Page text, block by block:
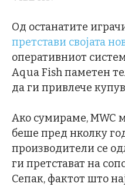
Од останатите
претстави својата
оперативниот
Aqua Fish паметен
да ги привлече
Ако сумираме, MWC
беше пред нколку
производители се
ги претстават на
Сепак, фактот што